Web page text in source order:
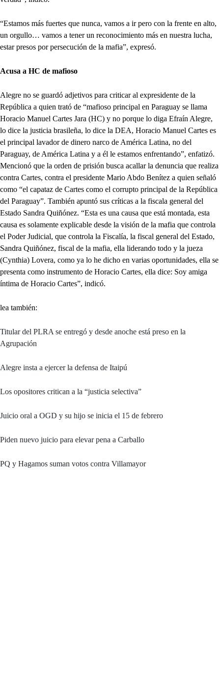
“Estamos más fuertes que nunca, vamos a ir pero con la frente en alto,
un orgullo… vamos a tener un reconocimiento más en nuestra lucha,
estar presos por persecución de la mafia”, expresó.
Acusa a HC de mafioso
Alegre no se guardó adjetivos para criticar al expresidente de la
República a quien trató de “mafioso principal en Paraguay se llama
Horacio Manuel Cartes Jara (HC) y no porque lo diga Efraín Alegre,
lo dice la justicia brasileña, lo dice la DEA, Horacio Manuel Cartes es
el principal lavador de dinero narco de América Latina, no del
Paraguay, de América Latina y a él le estamos enfrentando”, enfatizó.
Mencionó que la orden de prisión busca acallar la denuncia que realiza
contra Cartes, contra el presidente Mario Abdo Benítez a quien señaló
como “el capataz de Cartes como el corrupto principal de la República
del Paraguay”. También apuntó sus críticas a la fiscala general del
Estado Sandra Quiñónez. “Esta es una causa que está montada, esta
causa es solamente explicable desde la visión de la mafia que controla
el Poder Judicial, que controla la Fiscalía, la fiscal general del Estado,
Sandra Quiñónez, fiscal de la mafia, ella liderando todo y la jueza
(Cynthia) Lovera, como ya lo he dicho en varias oportunidades, ella se
presenta como instrumento de Horacio Cartes, ella dice: Soy amiga
íntima de Horacio Cartes”, indicó.
lea también:
Titular del PLRA se entregó y desde anoche está preso en la
Agrupación
Alegre insta a ejercer la defensa de Itaipú
Los opositores critican a la “justicia selectiva”
Juicio oral a OGD y su hijo se inicia el 15 de febrero
Piden nuevo juicio para elevar pena a Carballo
PQ y Hagamos suman votos contra Villamayor